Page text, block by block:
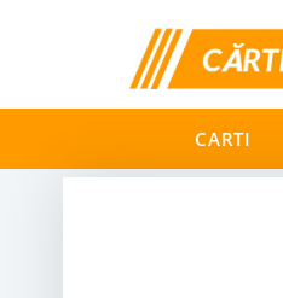
CARTI